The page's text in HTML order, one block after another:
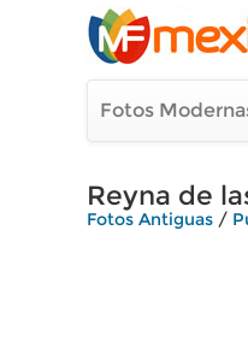
Fotos
Reyna de
Fotos Antiguas /